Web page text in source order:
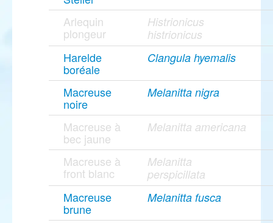
Arlequin
plongeur
Histrionicus
histrionicus
Harelde
boréale
Clangula hyemalis
Macreuse
noire
Melanitta nigra
Macreuse à
bec jaune
Melanitta americana
Macreuse à
front blanc
Melanitta
perspicillata
Macreuse
brune
Melanitta fusca